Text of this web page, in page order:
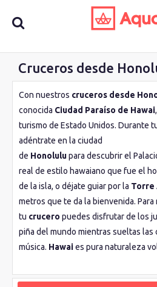
Busca
aquí tu
crucero
Cruceros desde
Con nuestros cruceros desde
conocida Ciudad Paraíso de Hawai
turismo de Estado Unidos. Durante
adéntrate en la ciudad
de Honolulupara descubrir el
real de estilo hawaiano que fue el
de la isla, o déjate guiar por la Torre
metros que te da la bienvenida.
tu crucero puedes disfrutar de los
piña del mundo mientras sueltas las
música. Hawaies pura naturaleza
o la paradisíaca Bahía de Hanauma,